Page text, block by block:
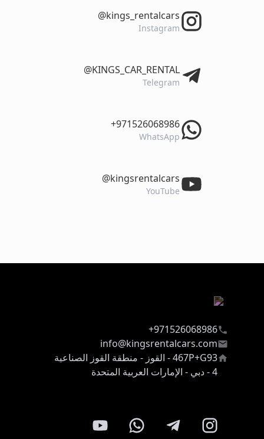
‎@kings_rentalcars
Instagram
‎@KINGS_CAR_RENTAL
Telegram
‎+971526068986
WhatsApp
‎@kingsrentalcars
YouTube
971526068986+
info@kingsrentalcars.com
467P+G93 - القوز - منطقة القوز الصناعية
4 - دبي - الإمارات العربية المتحدة